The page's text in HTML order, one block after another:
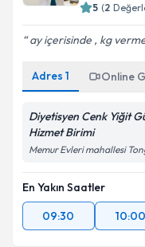
5 (2
ay içerisinde , kg
Adres 1 Online
Diyetisyen Cenk Yiğit
Hizmet Birimi
Memur Evleri mahallesi
En Yakın Saatler
09:30
10:00